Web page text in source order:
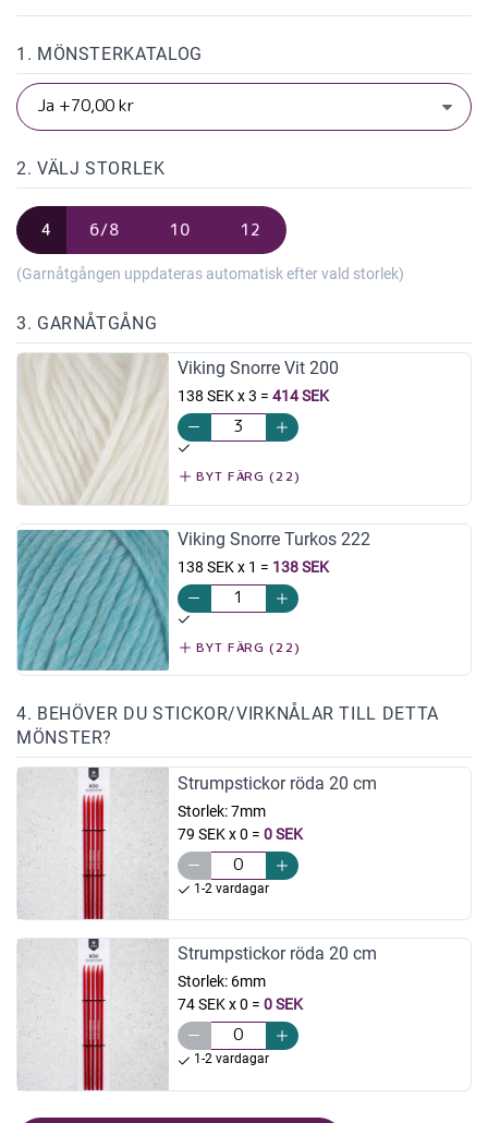
1. MÖNSTERKATALOG
2. VÄLJ STORLEK
4 6/8 10 12
(Garnåtgången uppdateras automatisk efter vald storlek)
3. GARNÅTGÅNG
Viking Snorre Vit 200
138 SEK x 3 = 414 SEK
BYT FÄRG (22)
Viking Snorre Turkos 222
138 SEK x 1 = 138 SEK
BYT FÄRG (22)
4. BEHÖVER DU STICKOR/VIRKNÅLAR TILL DETTA
MÖNSTER?
Strumpstickor röda 20 cm
Storlek:7mm
79 SEK x 0 = 0 SEK
1-2 vardagar
Strumpstickor röda 20 cm
Storlek: 6mm
74 SEK x 0 = 0 SEK
1-2 vardagar